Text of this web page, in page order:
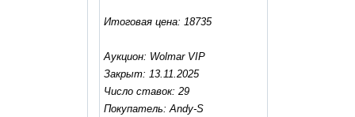
Итоговая цена: 18735
Аукцион: Wolmar VIP
Закрыт: 13.11.2025
Число ставок: 29
Покупатель: Andy-S